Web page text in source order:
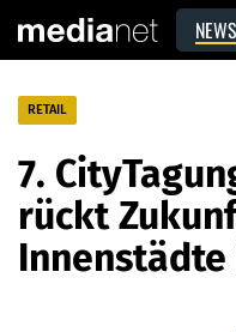
NEWS
RETAIL
7.
rückt
Innenstädte